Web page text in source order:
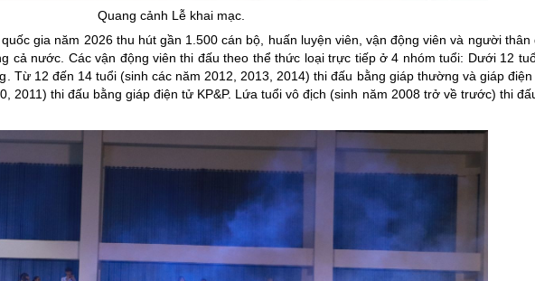
Quang cảnh Lễ khai mạc.
gia năm 2026 thu hút gần 1.500 cán bộ, huấn luyện viên, vận động viên và người thân
cả nước. Các vận động viên thi đấu theo thể thức loại trực tiếp ở 4 nhóm tuổi: Dưới 12
Từ 12 đến 14 tuổi (sinh các năm 2012, 2013, 2014) thi đấu bằng giáp thường và giáp
2011) thi đấu bằng giáp điện tử KP&P. Lứa tuổi vô địch (sinh năm 2008 trở về trước) thi